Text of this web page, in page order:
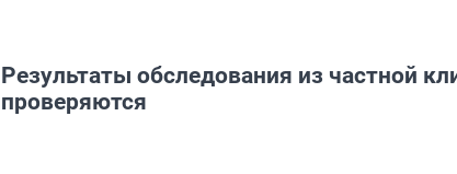
Результаты обследования из частной
проверяются